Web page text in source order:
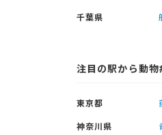
千葉県
注目の駅から動物
東京都
神奈川県